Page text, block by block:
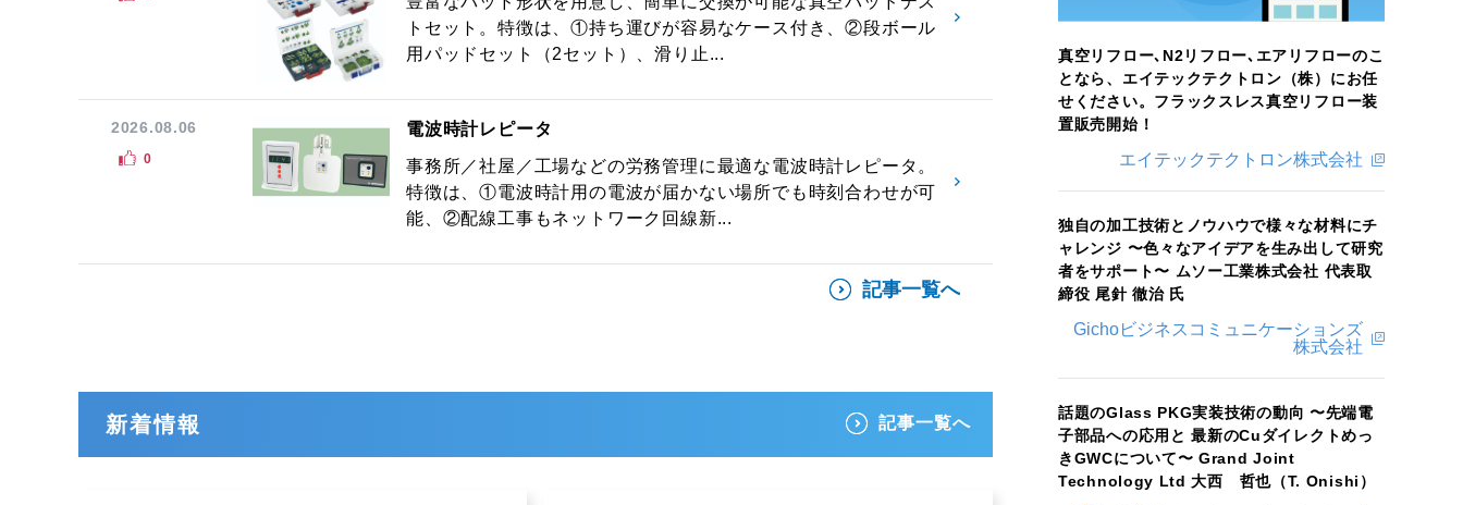
トセット。特徴は、①持ち運びが容易なケース付き、②段ボール
用パッドセット（2セット）、滑り止...
2026.08.06
電波時計レピータ
事務所／社屋／工場などの労務管理に最適な電波時計レピータ。
特徴は、①電波時計用の電波が届かない場所でも時刻合わせが可
能、②配線工事もネットワーク回線新...
0
記事一覧へ
新着情報 記事一覧へ
真空リフロー､N2リフロー､エアリフローのこ
となら、エイテックテクトロン（株）にお任
せください。フラックスレス真空リフロー装
置販売開始！
エイテックテクトロン株式会社
独自の加工技術とノウハウで様々な材料にチ
ャレンジ 〜色々なアイデアを生み出して研究
者をサポート〜 ムソー工業株式会社 代表取
締役 尾針 徹治 氏
Gichoビジネスコミュニケーションズ
株式会社
話題のGlass PKG実装技術の動向 〜先端電
子部品への応用と 最新のCuダイレクトめっ
きGWCについて〜 Grand Joint
Technology Ltd 大西 哲也（T. Onishi）